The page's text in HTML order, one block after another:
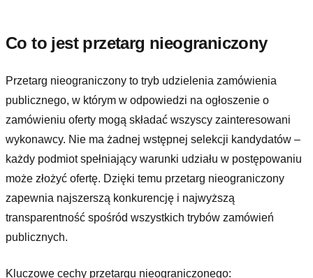
Co to jest przetarg nieograniczony
Przetarg nieograniczony to tryb udzielenia zamówienia
publicznego, w którym w odpowiedzi na ogłoszenie o
zamówieniu oferty mogą składać wszyscy zainteresowani
wykonawcy. Nie ma żadnej wstępnej selekcji kandydatów –
każdy podmiot spełniający warunki udziału w postępowaniu
może złożyć ofertę. Dzięki temu przetarg nieograniczony
zapewnia najszerszą konkurencję i najwyższą
transparentność spośród wszystkich trybów zamówień
publicznych.
Kluczowe cechy przetargu nieograniczonego: